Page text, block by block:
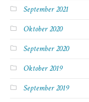
September 2021
Oktober 2020
September 2020
Oktober 2019
September 2019